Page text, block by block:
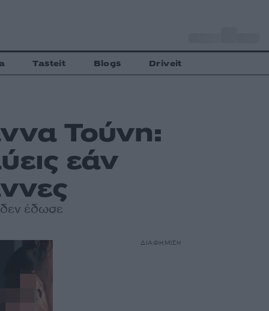
Tasteit Blogs Driveit
Τούνη:
εάν
δεν έδωσε
ΔΙΑΦΗΜΙΣΗ